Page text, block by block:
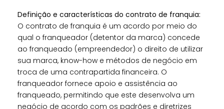
Definição e características do contrato de franquia:
O contrato de franquia é um acordo por meio do
qual o franqueador (detentor da marca) concede
ao franqueado (empreendedor) o direito de utilizar
sua marca, know-how e métodos de negócio em
troca de uma contrapartida financeira. O
franqueador fornece apoio e assistência ao
franqueado, permitindo que este desenvolva um
negócio de acordo com os padrões e diretrizes